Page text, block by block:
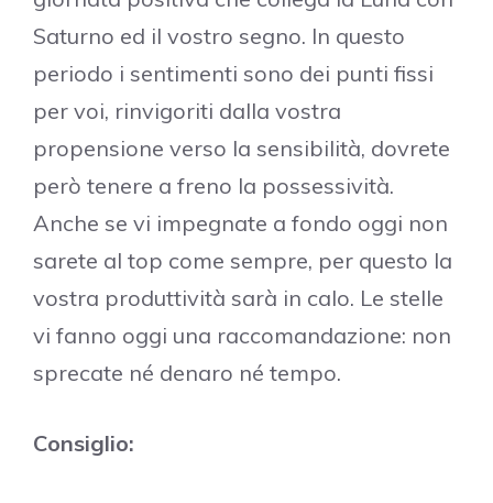
Saturno ed il vostro segno. In questo
periodo i sentimenti sono dei punti fissi
per voi, rinvigoriti dalla vostra
propensione verso la sensibilità, dovrete
però tenere a freno la possessività.
Anche se vi impegnate a fondo oggi non
sarete al top come sempre, per questo la
vostra produttività sarà in calo. Le stelle
vi fanno oggi una raccomandazione: non
sprecate né denaro né tempo.
Consiglio: